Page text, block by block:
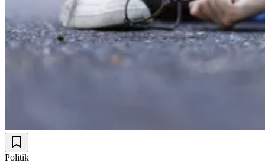
Politik